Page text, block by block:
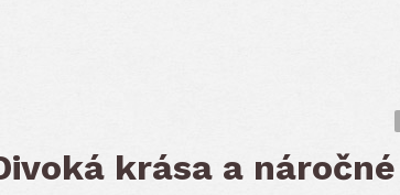
krása a náročné